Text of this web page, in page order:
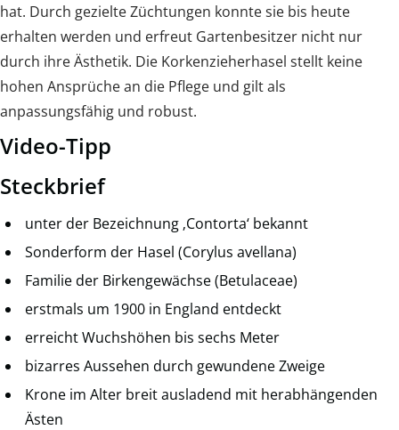
hat. Durch gezielte Züchtungen konnte sie bis heute
erhalten werden und erfreut Gartenbesitzer nicht nur
durch ihre Ästhetik. Die Korkenzieherhasel stellt keine
hohen Ansprüche an die Pflege und gilt als
anpassungsfähig und robust.
Video-Tipp
Steckbrief
unter der Bezeichnung ‚Contorta‘ bekannt
Sonderform der Hasel (Corylus avellana)
Familie der Birkengewächse (Betulaceae)
erstmals um 1900 in England entdeckt
erreicht Wuchshöhen bis sechs Meter
bizarres Aussehen durch gewundene Zweige
Krone im Alter breit ausladend mit herabhängenden
Ästen